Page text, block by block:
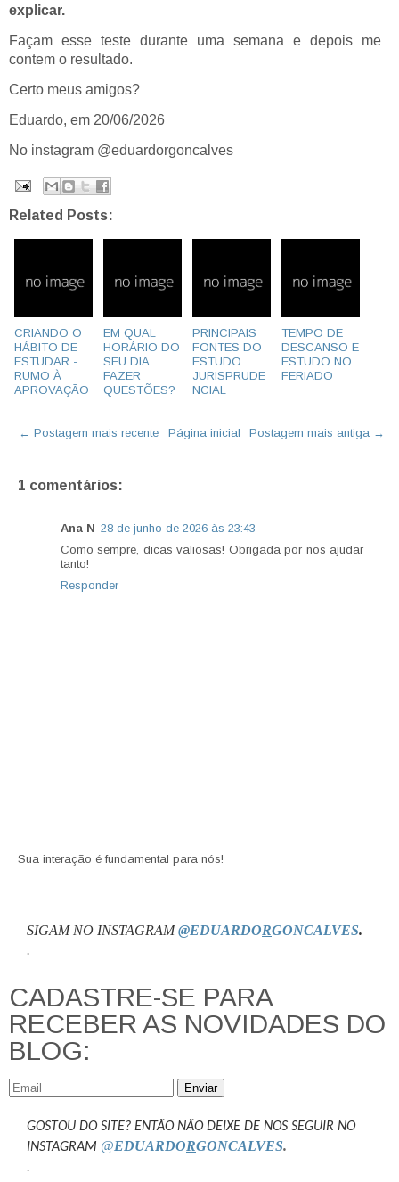
explicar.
Façam esse teste durante uma semana e depois me
contem o resultado.
Certo meus amigos?
Eduardo, em 20/06/2026
No instagram @eduardorgoncalves
Related Posts:
CRIANDO O
HÁBITO DE
ESTUDAR -
RUMO À
APROVAÇÃO
EM QUAL
HORÁRIO DO
SEU DIA
FAZER
QUESTÕES?
PRINCIPAIS
FONTES DO
ESTUDO
JURISPRUDE
NCIAL
TEMPO DE
DESCANSO E
ESTUDO NO
FERIADO
← Postagem mais recente Postagem mais antiga →
Página inicial
1 comentários:
Ana N 28 de junho de 2026 às 23:43
Como sempre, dicas valiosas! Obrigada por nos ajudar
tanto!
Responder
Sua interação é fundamental para nós!
SIGAM NO INSTAGRAM@EDUARDORGONCALVES.
.
CADASTRE-SE PARA
RECEBER AS NOVIDADES DO
BLOG:
Enviar
GOSTOU DO SITE? ENTÃO NÃO DEIXE DE NOS SEGUIR NO
INSTAGRAM @EDUARDORGONCALVES.
.